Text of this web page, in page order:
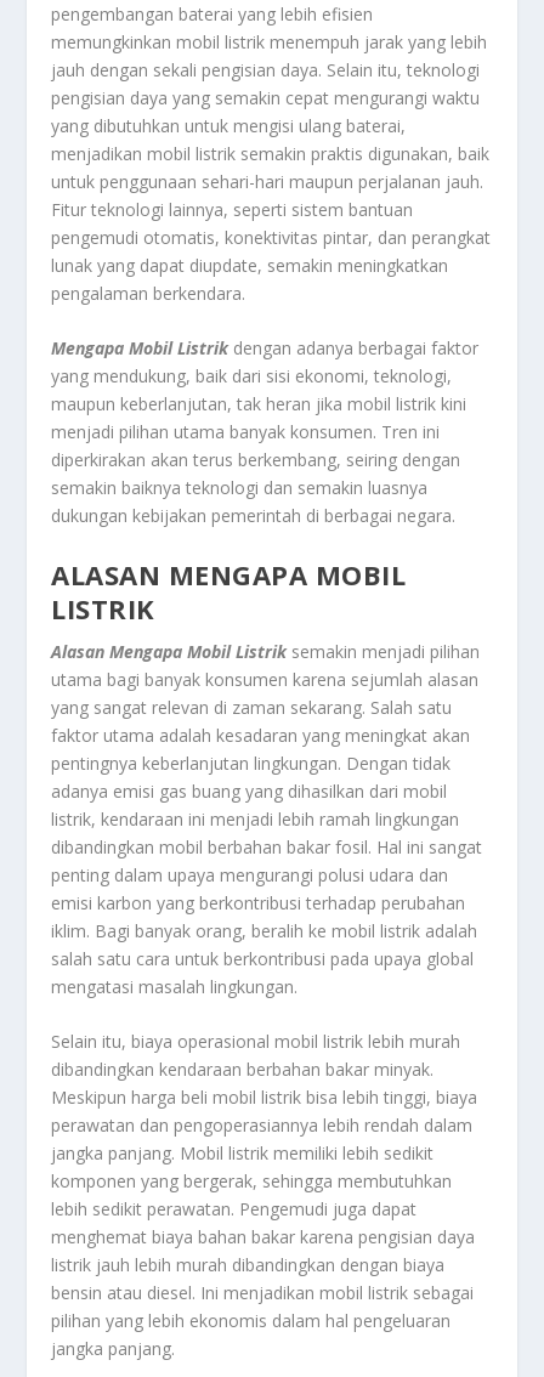
pengembangan baterai yang lebih efisien
memungkinkan mobil listrik menempuh jarak yang lebih
jauh dengan sekali pengisian daya. Selain itu, teknologi
pengisian daya yang semakin cepat mengurangi waktu
yang dibutuhkan untuk mengisi ulang baterai,
menjadikan mobil listrik semakin praktis digunakan, baik
untuk penggunaan sehari-hari maupun perjalanan jauh.
Fitur teknologi lainnya, seperti sistem bantuan
pengemudi otomatis, konektivitas pintar, dan perangkat
lunak yang dapat diupdate, semakin meningkatkan
pengalaman berkendara.
Mengapa Mobil Listrik dengan adanya berbagai faktor
yang mendukung, baik dari sisi ekonomi, teknologi,
maupun keberlanjutan, tak heran jika mobil listrik kini
menjadi pilihan utama banyak konsumen. Tren ini
diperkirakan akan terus berkembang, seiring dengan
semakin baiknya teknologi dan semakin luasnya
dukungan kebijakan pemerintah di berbagai negara.
ALASAN MENGAPA MOBIL
LISTRIK
Alasan Mengapa Mobil Listrik semakin menjadi pilihan
utama bagi banyak konsumen karena sejumlah alasan
yang sangat relevan di zaman sekarang. Salah satu
faktor utama adalah kesadaran yang meningkat akan
pentingnya keberlanjutan lingkungan. Dengan tidak
adanya emisi gas buang yang dihasilkan dari mobil
listrik, kendaraan ini menjadi lebih ramah lingkungan
dibandingkan mobil berbahan bakar fosil. Hal ini sangat
penting dalam upaya mengurangi polusi udara dan
emisi karbon yang berkontribusi terhadap perubahan
iklim. Bagi banyak orang, beralih ke mobil listrik adalah
salah satu cara untuk berkontribusi pada upaya global
mengatasi masalah lingkungan.
Selain itu, biaya operasional mobil listrik lebih murah
dibandingkan kendaraan berbahan bakar minyak.
Meskipun harga beli mobil listrik bisa lebih tinggi, biaya
perawatan dan pengoperasiannya lebih rendah dalam
jangka panjang. Mobil listrik memiliki lebih sedikit
komponen yang bergerak, sehingga membutuhkan
lebih sedikit perawatan. Pengemudi juga dapat
menghemat biaya bahan bakar karena pengisian daya
listrik jauh lebih murah dibandingkan dengan biaya
bensin atau diesel. Ini menjadikan mobil listrik sebagai
pilihan yang lebih ekonomis dalam hal pengeluaran
jangka panjang.